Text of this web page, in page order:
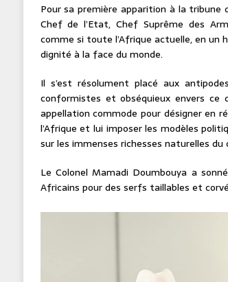
Pour sa première apparition à la tribune
Chef de l’Etat, Chef Suprême des
comme si toute l’Afrique actuelle, en
dignité à la face du monde.
Il s’est résolument placé aux
conformistes et obséquieux envers ce
appellation commode pour désigner en
l’Afrique et lui imposer les modèles
sur les immenses richesses naturelles du
Le Colonel Mamadi Doumbouya a
Africains pour des serfs taillables et